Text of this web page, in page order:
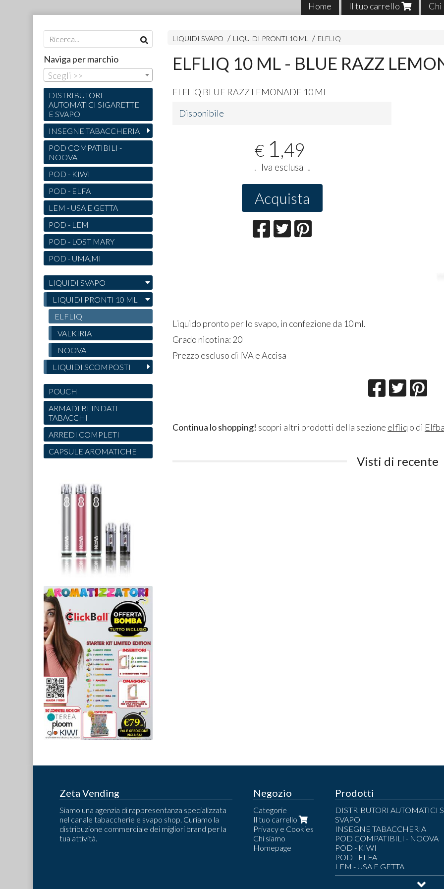
Home Il tuo carrello Chi
LIQUIDI SVAPO LIQUIDI PRONTI 10 ML ELFLIQ
ELFLIQ 10 ML - BLUE RAZZ
ELFLIQ BLUE RAZZ LEMONADE 10 ML
Disponibile
€ 1,49
Iva esclusa
Acquista
Liquido pronto per lo svapo, in confezione da 10 ml.
Grado nicotina: 20
Prezzo escluso di IVA e Accisa
Continua lo shopping! scopri altri prodotti della sezione elfliq o di
Visti di recente
Naviga per marchio
Scegli >>
DISTRIBUTORI
AUTOMATICI SIGARETTE
E SVAPO
INSEGNE TABACCHERIA
POD COMPATIBILI -
NOOVA
POD - KIWI
POD - ELFA
LEM - USA E GETTA
POD - LEM
POD - LOST MARY
POD - UMA.MI
LIQUIDI SVAPO
LIQUIDI PRONTI 10 ML
ELFLIQ
VALKIRIA
NOOVA
LIQUIDI SCOMPOSTI
POUCH
ARMADI BLINDATI
TABACCHI
ARREDI COMPLETI
CAPSULE AROMATICHE
Zeta Vending
Siamo una agenzia di rappresentanza specializzata
nel canale tabaccherie e svapo shop. Curiamo la
distribuzione commerciale dei migliori brand per la
tua attività.
Negozio
Categorie
Il tuo carrello
Privacy e Cookies
Chi siamo
Homepage
Prodotti
DISTRIBUTORI AUTOMATICI
SVAPO
INSEGNE TABACCHERIA
POD COMPATIBILI - NOOVA
POD - KIWI
POD - ELFA
LEM - USA E GETTA
POD - LEM